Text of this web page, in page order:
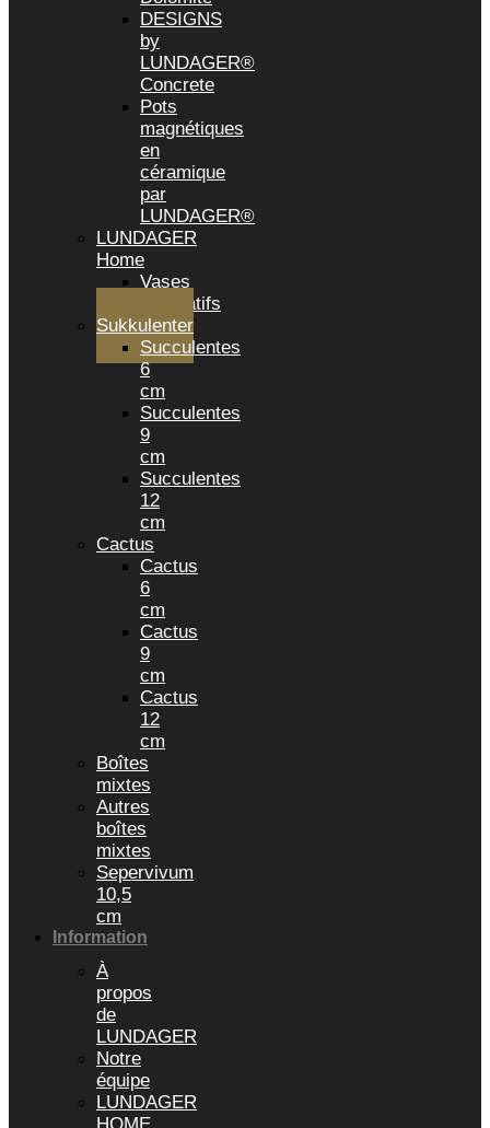
DESIGNS
by
LUNDAGER®
Concrete
Pots
magnétiques
en
céramique
par
LUNDAGER®
LUNDAGER
Home
Vases
décoratifs
Sukkulenter
Succulentes
6
cm
Succulentes
9
cm
Succulentes
12
cm
Cactus
Cactus
6
cm
Cactus
9
cm
Cactus
12
cm
Boîtes
mixtes
Autres
boîtes
mixtes
Sepervivum
10,5
cm
Information
À
propos
de
LUNDAGER
Notre
équipe
LUNDAGER